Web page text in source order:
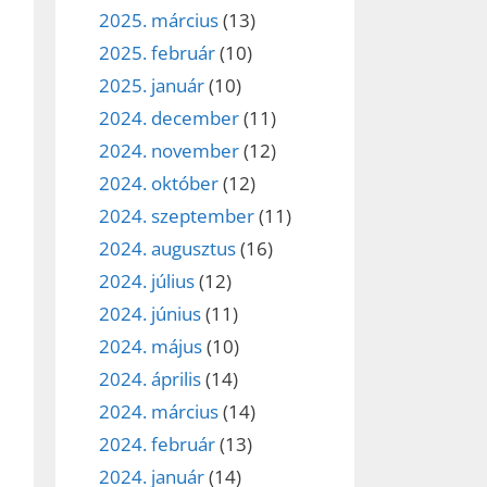
2025. március(13)
2025. február(10)
2025. január(10)
2024. december(11)
2024. november(12)
2024. október(12)
2024. szeptember(11)
2024. augusztus(16)
2024. július(12)
2024. június(11)
2024. május(10)
2024. április(14)
2024. március(14)
2024. február(13)
2024. január(14)